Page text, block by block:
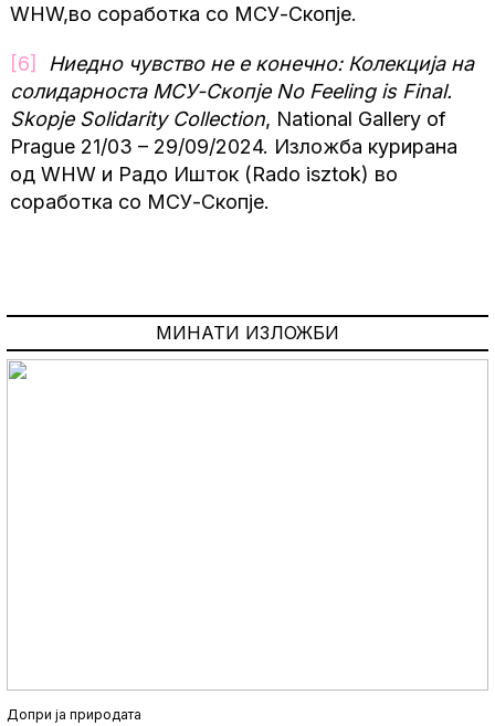
WHW,вo соработка со МСУ-Скопје.
[6]
Ниедно чувство не е конечно: Колекција на
солидарноста МСУ-Скопје No Feeling is Final.
Skopje Solidarity Collection, National Gallery of
Prague 21/03 – 29/09/2024. Изложба курирана
од WHW и Радо Ишток (Rado isztok) вo
соработка со МСУ-Скопје.
МИНАТИ ИЗЛОЖБИ
Допри ја природата